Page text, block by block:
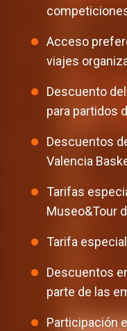
Acceso
viajes
Descuento
para partidos
Descuentos
Valencia
Tarifas
Museo&Tour
Tarifa
Descuentos
parte de las
Participación